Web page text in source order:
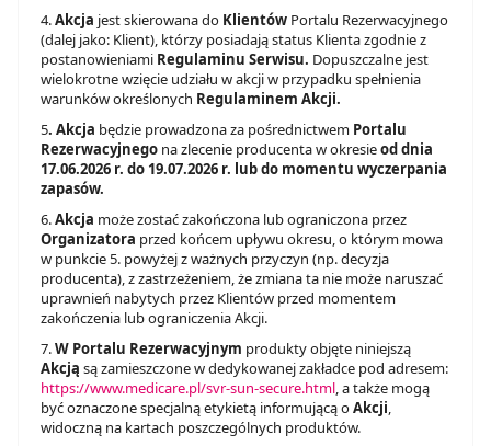
4.Akcja jest skierowana do Klientów Portalu Rezerwacyjnego
(dalej jako: Klient), którzy posiadają status Klienta zgodnie z
postanowieniami Regulaminu Serwisu. Dopuszczalne jest
wielokrotne wzięcie udziału w akcji w przypadku spełnienia
warunków określonych Regulaminem Akcji.
5. Akcja będzie prowadzona za pośrednictwem Portalu
Rezerwacyjnego na zlecenie producenta w okresieod dnia
17.06.2026 r. do 19.07.2026 r. lub do momentu wyczerpania
zapasów.
6.Akcja może zostać zakończona lub ograniczona przez
Organizatora przed końcem upływu okresu, o którym mowa
w punkcie 5. powyżej z ważnych przyczyn (np. decyzja
producenta), z zastrzeżeniem, że zmiana ta nie może naruszać
uprawnień nabytych przez Klientów przed momentem
zakończenia lub ograniczenia Akcji.
7.W Portalu Rezerwacyjnym produkty objęte niniejszą
Akcją są zamieszczone w dedykowanej zakładce pod adresem:
https://www.medicare.pl/svr-sun-secure.html, a także mogą
być oznaczone specjalną etykietą informującą oAkcji,
widoczną na kartach poszczególnych produktów.